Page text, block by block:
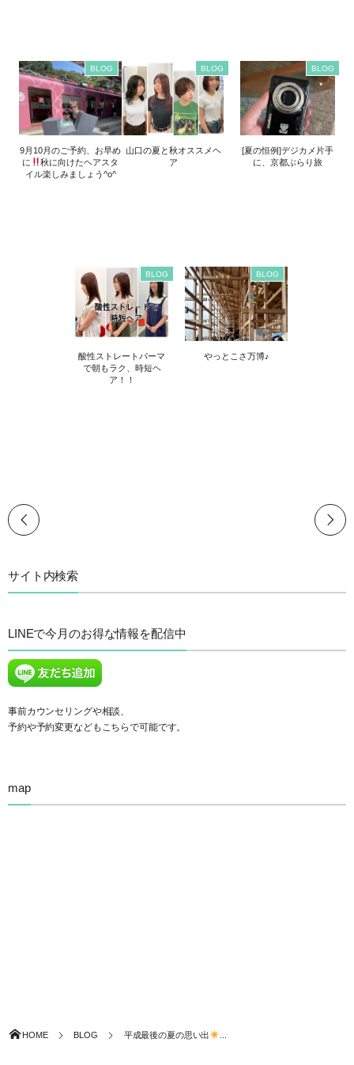
BLOG
9月10月のご予約、お早め
に
秋に向けたヘアスタ
イル楽しみましょう^o^
BLOG
山口の夏と秋オススメヘ
ア
BLOG
[夏の恒例]デジカメ片手
に、京都ぶらり旅
BLOG
酸性ストレートパーマ
で朝もラク、時短ヘ
ア！！
BLOG
やっとこさ万博♪
サイト内検索
LINEで今月のお得な情報を配信中
事前カウンセリングや相談、
予約や予約変更などもこちらで可能です。
map
HOME BLOG 平成最後の夏の思い出